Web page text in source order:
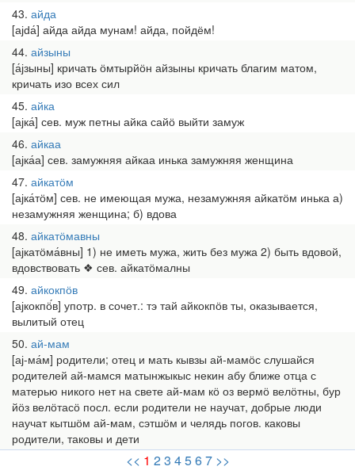
43 айда
[ајԁа́] айда айда мунам! айда, пойдём!
44 айзыны
[а́јзыны] кричать ӧмтырйӧн айзыны кричать благим матом,
кричать изо всех сил
45 айка
[ајка́] сев. муж петны айка сайӧ выйти замуж
46 айкаа
[ајка́а] сев. замужняя айкаа инька замужняя женщина
47 айкатӧм
[ајка́тӧм] сев. не имеющая мужа, незамужняя айкатӧм инька а)
незамужняя женщина; б) вдова
48 айкатӧмавны
[ајкатӧма́вны] 1) не иметь мужа, жить без мужа 2) быть вдовой,
вдовствовать ❖ сев. айкатӧмалны
49 айкокпӧв
[ајкокпӧ́в] употр. в сочет.: тэ тай айкокпӧв ты, оказывается,
вылитый отец
50 ай-мам
[ај-ма́м] родители; отец и мать кывзы ай-мамӧс слушайся
родителей ай-мамся матынжыкыс некин абу ближе отца с
матерью никого нет на свете ай-мам кӧ оз вермӧ велӧтны, бур
йӧз велӧтасӧ посл. если родители не научат, добрые люди
научат кытшӧм ай-мам, сэтшӧм и челядь погов. каковы
родители, таковы и дети
<< 1 23 4567 >>